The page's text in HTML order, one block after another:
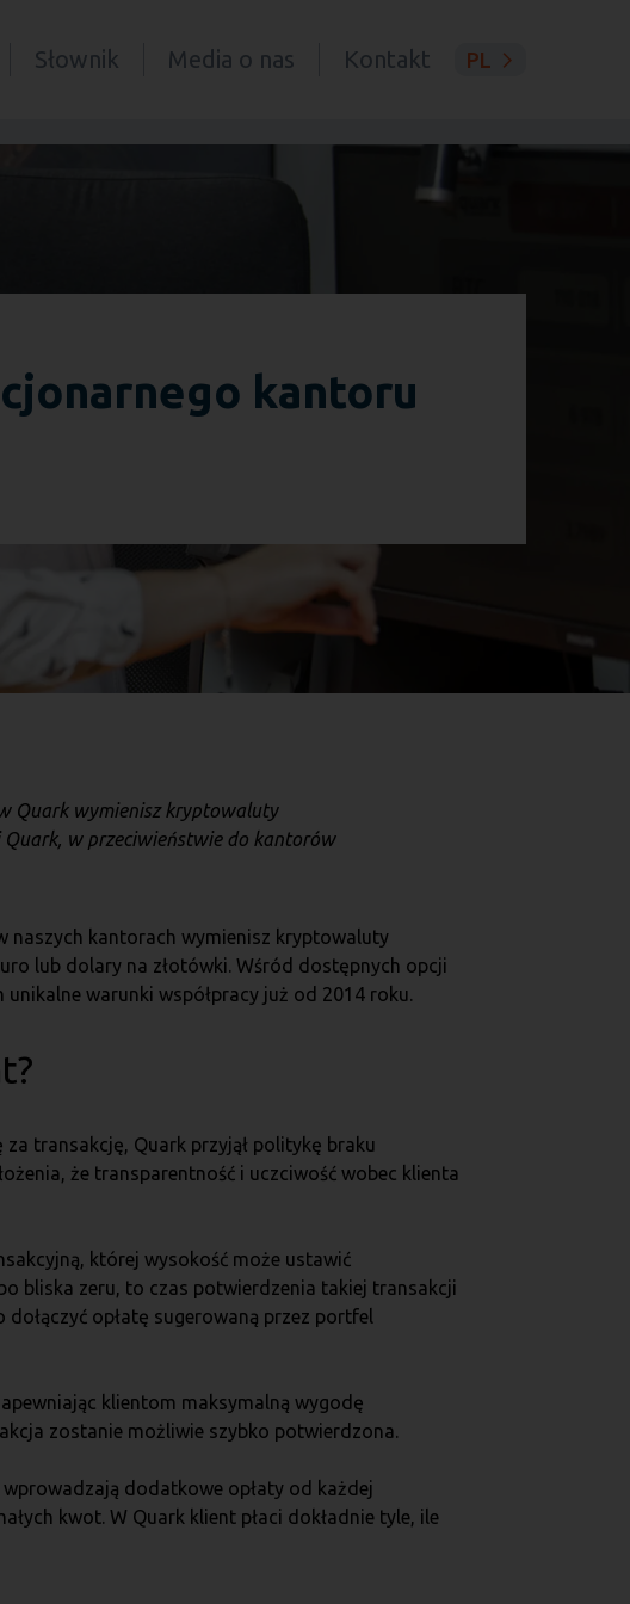
Słownik Media o nas Kontakt PL
kantoru
Quark wymienisz kryptowaluty
Quark, w przeciwieństwie do kantorów
naszych kantorach wymienisz kryptowaluty
lub dolary na złotówki. Wśród dostępnych opcji
warunki współpracy już od 2014 roku.
transakcję, Quark przyjął politykę braku
że transparentność i uczciwość wobec klienta
której wysokość może ustawić
bliska zeru, to czas potwierdzenia takiej transakcji
opłatę sugerowaną przez portfel
klientom maksymalną wygodę
zostanie możliwie szybko potwierdzona.
dodatkowe opłaty od każdej
kwot. W Quark klient płaci dokładnie tyle, ile